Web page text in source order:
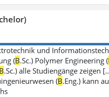
und
(B.Sc.) Polymer Engineering (
B.Sc.) alle Studiengänge
(B.Eng.) kann